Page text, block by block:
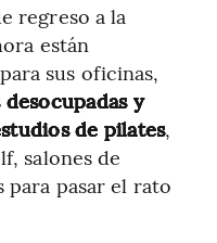
regreso a la
están
sus oficinas,
y
de pilates,
salones de
para pasar el rato